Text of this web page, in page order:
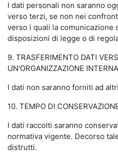
I dati personali non saranno
verso terzi, se non nei
verso i quali la comunicazione
disposizioni di legge o di
9. TRASFERIMENTO DATI
UN'ORGANIZZAZIONE
I dati non saranno forniti ad
10. TEMPO DI
I dati raccolti saranno
normativa vigente. Decorso
distrutti.